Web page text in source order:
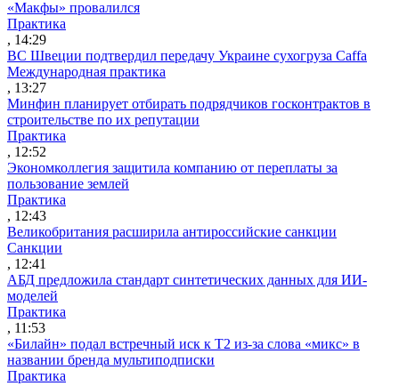
«Макфы» провалился
Практика
, 14:29
ВС Швеции подтвердил передачу Украине сухогруза Caffa
Международная практика
, 13:27
Минфин планирует отбирать подрядчиков госконтрактов в
строительстве по их репутации
Практика
, 12:52
Экономколлегия защитила компанию от переплаты за
пользование землей
Практика
, 12:43
Великобритания расширила антироссийские санкции
Санкции
, 12:41
АБД предложила стандарт синтетических данных для ИИ-
моделей
Практика
, 11:53
«Билайн» подал встречный иск к Т2 из-за слова «микс» в
названии бренда мультиподписки
Практика